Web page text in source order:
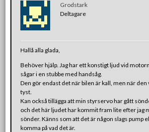
Grodstark
Deltagare
Hallå alla glada,
Behöver hjälp. Jag har ett konstigt ljud vid
sågar i en stubbe med handsåg.
Den gör endast det när bilen är kall, men när
tyst.
Kan också tillägga att min styrservo har gått
och det här ljudet har kommit fram lite efter jag
sönder. Känns som att det är någon slags pump
komma på vad det är.